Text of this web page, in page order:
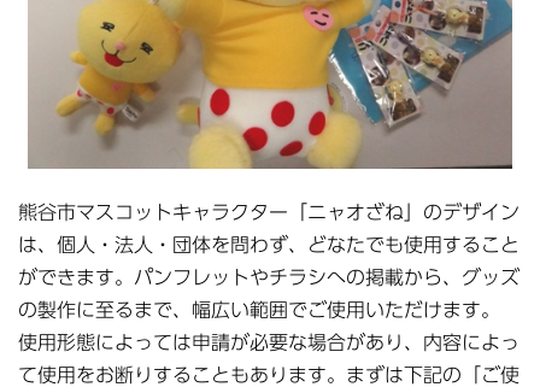
熊谷市マスコットキャラクター「ニャオざね」のデザイン
は、個人・法人・団体を問わず、どなたでも使用すること
ができます。パンフレットやチラシへの掲載から、グッズ
の製作に至るまで、幅広い範囲でご使用いただけます。
使用形態によっては申請が必要な場合があり、内容によっ
て使用をお断りすることもあります。まずは下記の「ご使